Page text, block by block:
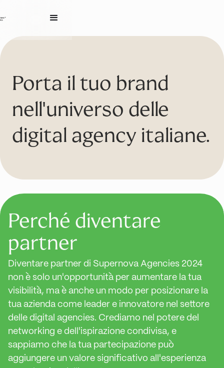
Porta il tuo brand
nell'universo delle
digital agency italiane.
Perché diventare
partner
Diventare partner di Supernova Agencies 2024
non è solo un'opportunità per aumentare la tua
visibilità, ma è anche un modo per posizionare la
tua azienda come leader e innovatore nel settore
delle digital agencies. Crediamo nel potere del
networking e dell'ispirazione condivisa, e
sappiamo che la tua partecipazione può
aggiungere un valore significativo all'esperienza